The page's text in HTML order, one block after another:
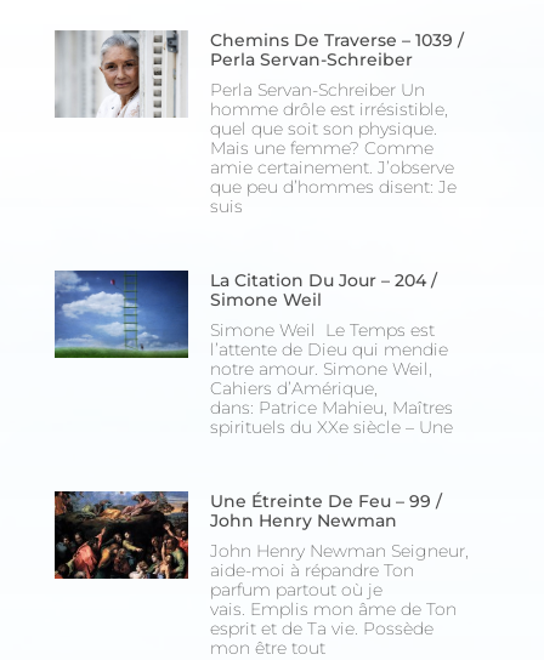
Chemins De Traverse – 1039 /
Perla Servan-Schreiber
Perla Servan-Schreiber Un
homme drôle est irrésistible,
quel que soit son physique.
Mais une femme? Comme
amie certainement. J’observe
que peu d’hommes disent: Je
suis
La Citation Du Jour – 204 /
Simone Weil
Simone Weil Le Temps est
l’attente de Dieu qui mendie
notre amour. Simone Weil,
Cahiers d’Amérique,
dans: Patrice Mahieu, Maîtres
spirituels du XXe siècle – Une
Une Étreinte De Feu – 99 /
John Henry Newman
John Henry Newman Seigneur,
aide-moi à répandre Ton
parfum partout où je
vais. Emplis mon âme de Ton
esprit et de Ta vie. Possède
mon être tout